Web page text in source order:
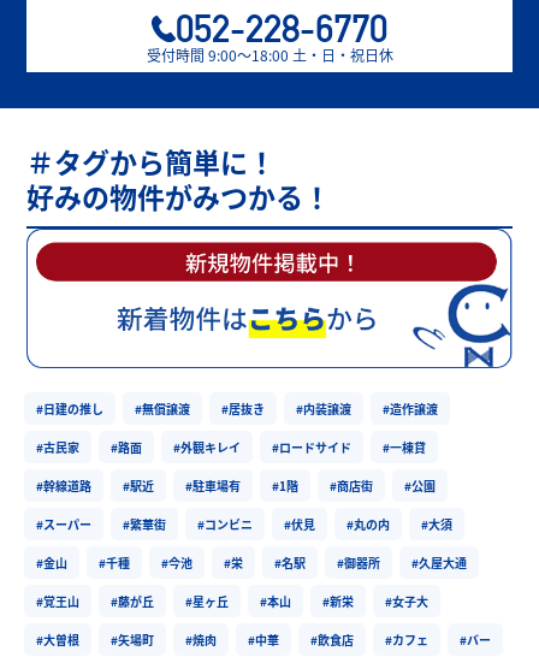
052-228-6770
受付時間 9:00〜18:00 土・日・祝日休
＃タグから簡単に！
好みの物件がみつかる！
#日建の推し #無償譲渡 #居抜き #内装譲渡 #造作譲渡
#古民家 #路面 #外観キレイ #ロードサイド #一棟貸
#幹線道路 #駅近 #駐車場有 #1階 #商店街 #公園
#スーパー #繁華街 #コンビニ #伏見 #丸の内 #大須
#金山 #千種 #今池 #栄 #名駅 #御器所 #久屋大通
#覚王山 #藤が丘 #星ヶ丘 #本山 #新栄 #女子大
#大曽根 #矢場町 #焼肉 #中華 #飲食店 #カフェ #バー